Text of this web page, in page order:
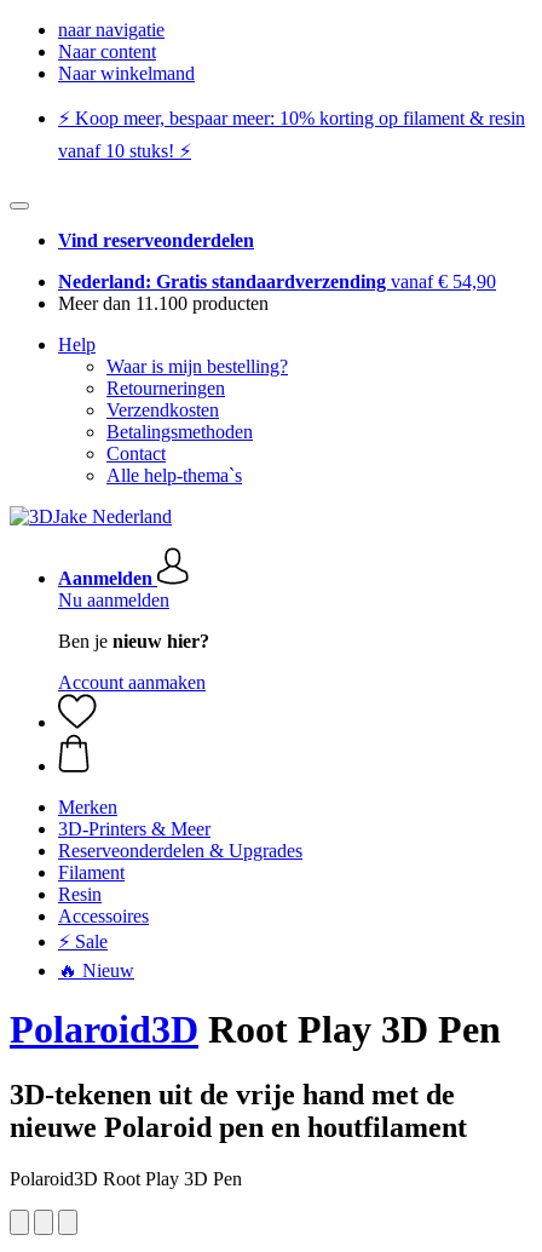
naar navigatie
Naar content
Naar winkelmand
⚡️ Koop meer, bespaar meer: ​​10% korting op filament & resin
vanaf 10 stuks! ⚡️
Vind reserveonderdelen
Nederland: Gratis standaardverzending vanaf € 54,90
Meer dan 11.100 producten
Help
Waar is mijn bestelling?
Retourneringen
Verzendkosten
Betalingsmethoden
Contact
Alle help-thema`s
Aanmelden
Nu aanmelden
Ben je nieuw hier?
Account aanmaken
Merken
3D-Printers & Meer
Reserveonderdelen & Upgrades
Filament
Resin
Accessoires
⚡ Sale
🔥 Nieuw
Polaroid3D Root Play 3D Pen
3D-tekenen uit de vrije hand met de
nieuwe Polaroid pen en houtfilament
Polaroid3D Root Play 3D Pen